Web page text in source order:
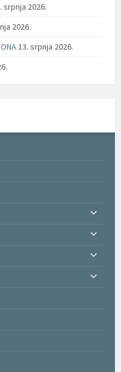
srpnja 2026.
2026.
13. srpnja 2026.